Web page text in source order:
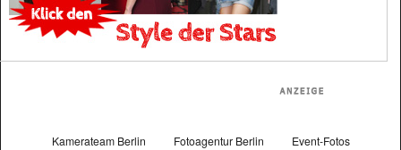
Kamerateam Berlin Fotoagentur Berlin Event-Fotos